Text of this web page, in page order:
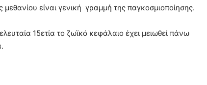
είναι γενική γραμμή της παγκοσμιοποίησης.
15ετία το ζωϊκό κεφάλαιο έχει μειωθεί πάνω